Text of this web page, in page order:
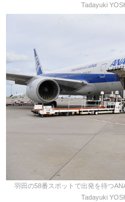
Tadayuki
羽田の58番スポットで出発を待つ
Tadayuki